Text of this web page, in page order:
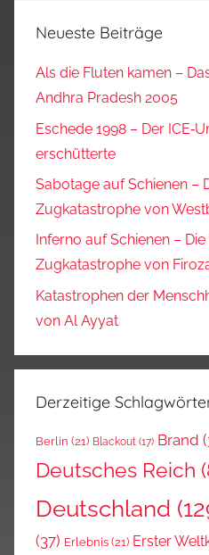
Neueste Beiträge
Als die Fluten kamen –
Andhra Pradesh 2005
Eschede 1998 – Der
erschütterte
Sabotage auf Schienen –
Zugkatastrophe von
Inferno auf Schienen –
Zugkatastrophe von
Katastrophen der
von Al Ayyat
Derzeitige
Berlin (21) Blackout (17) Brand
Deutsches Reich
Deutschland
(37) Erlebnis (21) Erster